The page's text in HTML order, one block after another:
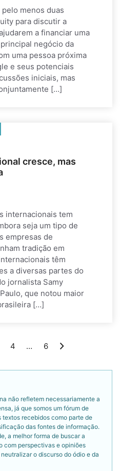
menos duas
para discutir a
a financiar uma
negócio da
uma pessoa próxima
e seus potenciais
iniciais, mas
[…]
cresce, mas
internacionais tem
seja um tipo de
empresas de
tradição em
têm
a diversas partes do
jornalista Samy
que notou maior
[…]
4 … 6
não refletem necessariamente a
já que somos um fórum de
recebidos como parte de
das fontes de informação.
a melhor forma de buscar a
com perspectivas e opiniões
o discurso do ódio e da